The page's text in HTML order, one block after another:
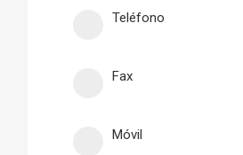
Teléfono
Fax
Móvil